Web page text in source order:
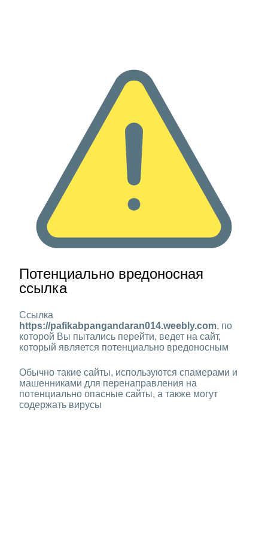
Потенциально вредоносная
ссылка
Ссылка
https://pafikabpangandaran014.weebly.com, по
которой Вы пытались перейти, ведет на сайт,
который является потенциально вредоносным
Обычно такие сайты, используются спамерами и
машенниками для перенаправления на
потенциально опасные сайты, а также могут
содержать вирусы